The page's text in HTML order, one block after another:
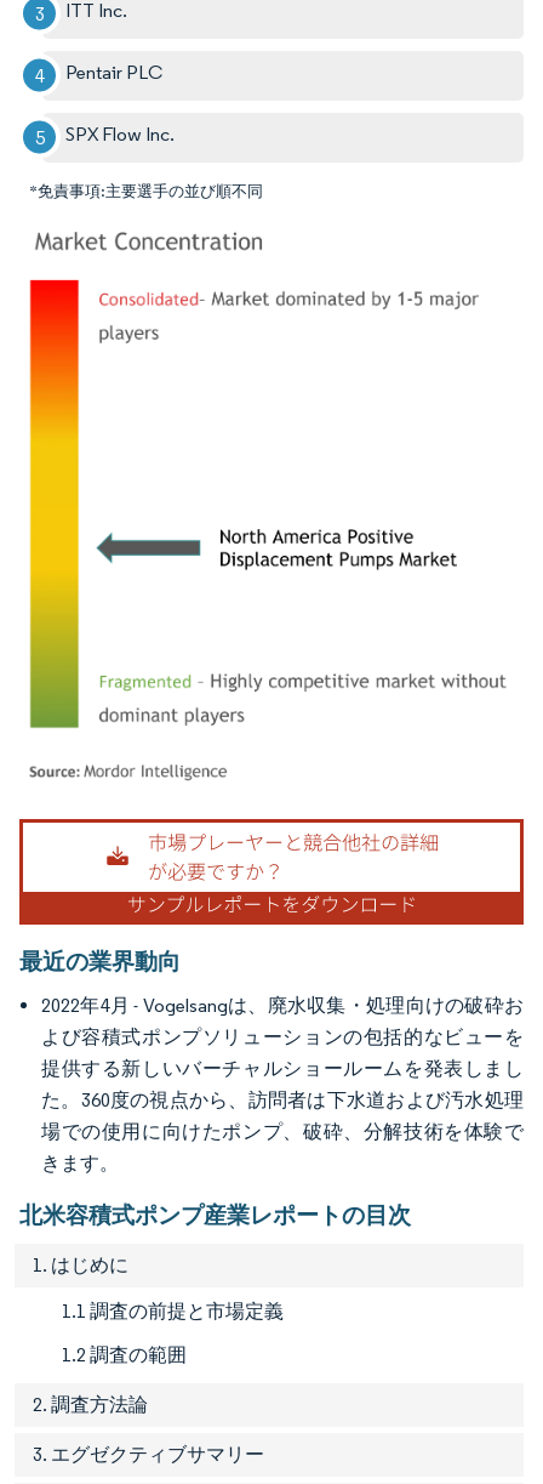
ITT Inc.
Pentair PLC
SPX Flow Inc.
*免責事項:主要選手の並び順不同
画像 © Mordor Intelligence。再利用にはCC BY 4.0の表示が必要です。
最近の業界動向
2022年4月 - Vogelsangは、廃水収集・処理向けの破砕お
よび容積式ポンプソリューションの包括的なビューを
提供する新しいバーチャルショールームを発表しまし
た。360度の視点から、訪問者は下水道および汚水処理
場での使用に向けたポンプ、破砕、分解技術を体験で
きます。
北米容積式ポンプ産業レポートの目次
1. はじめに
1.1 調査の前提と市場定義
1.2 調査の範囲
2. 調査方法論
3. エグゼクティブサマリー